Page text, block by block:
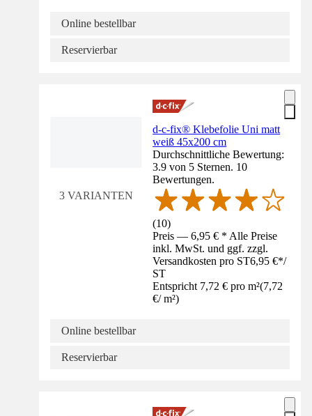
Online bestellbar
Reservierbar
3 VARIANTEN
d-c-fix® Klebefolie Uni matt
weiß 45x200 cm
Durchschnittliche Bewertung:
3.9 von 5 Sternen. 10
Bewertungen.
(10)
Preis — 6,95 € * Alle Preise
inkl. MwSt. und ggf. zzgl.
Versandkosten pro ST6,95 €*/
ST
Entspricht 7,72 € pro m²(7,72
€/ m²)
Online bestellbar
Reservierbar